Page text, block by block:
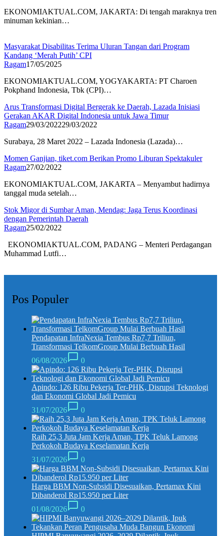
EKONOMIAKTUAL.COM, JAKARTA: Di tengah maraknya tren
minuman kekinian…
Masyarakat Disabilitas Terima Uluran Tangan dari Program
Kandang ‘Merah Putih’ CPI
Ragam17/05/2025
EKONOMIAKTUAL.COM, YOGYAKARTA: PT Charoen
Pokphand Indonesia, Tbk (CPI)…
Arus Transformasi Digital Bergerak ke Daerah, Lazada Inisiasi
Gerakan AKAR Digital Indonesia untuk Jawa Timur
Ragam29/03/202229/03/2022
Surabaya, 28 Maret 2022 – Lazada Indonesia (Lazada)…
Momen Ganjian, tiket.com Berikan Promo Liburan Spektakuler
Ragam27/02/2022
EKONOMIAKTUAL.COM, JAKARTA – Menyambut hadirnya
tanggal muda setelah…
Stok Migor di Sumbar Aman, Mendag: Jaga Terus Koordinasi
dengan Pemerintah Daerah
Ragam25/02/2022
EKONOMIAKTUAL.COM, PADANG – Menteri Perdagangan
Muhammad Lutfi…
Pos Populer
Pendapatan InfraNexia Tembus Rp7,7 Triliun,
Transformasi TelkomGroup Mulai Berbuah Hasil
06/08/2026
0
Apindo: 126 Ribu Pekerja Ter-PHK, Disrupsi Teknologi
dan Ekonomi Global Jadi Pemicu
31/07/2026
0
Raih 25,3 Juta Jam Kerja Aman, TPK Teluk Lamong
Perkokoh Budaya Keselamatan Kerja
31/07/2026
0
Harga BBM Non-Subsidi Disesuaikan, Pertamax Kini
Dibanderol Rp15.950 per Liter
01/08/2026
0